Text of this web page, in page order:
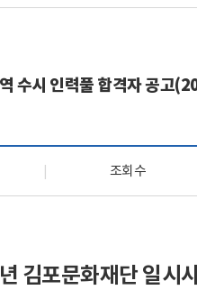
미디어 갤러리
회원 전용 자료실
수시 인력풀 합격자 공고
조회수
년 김포문화재단 일시